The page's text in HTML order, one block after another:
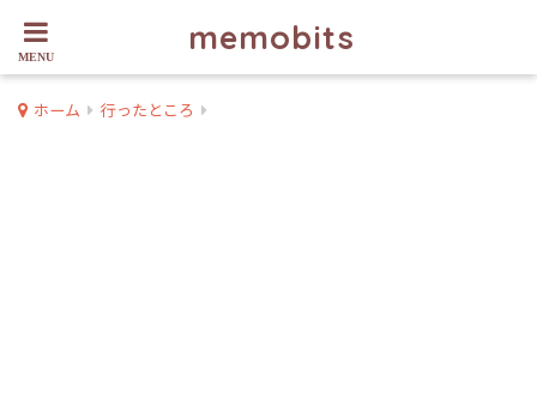
memobits
ホーム 行ったところ